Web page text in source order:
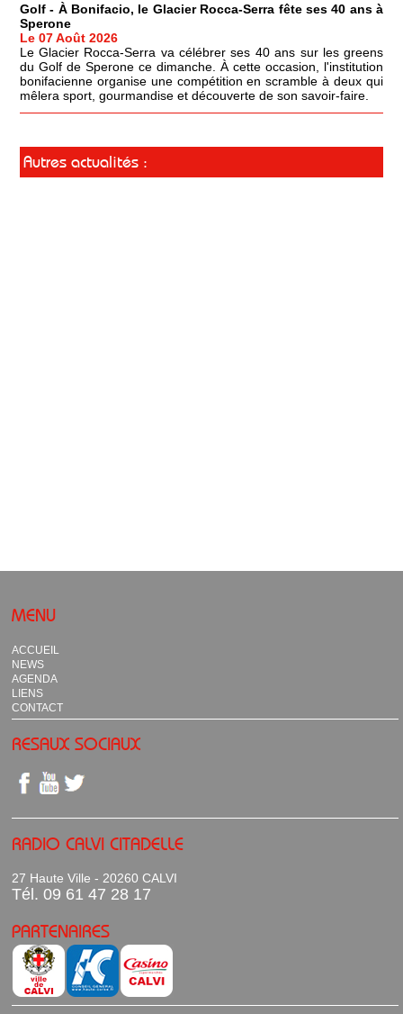
Golf - À Bonifacio, le Glacier Rocca-Serra fête ses 40 ans à
Sperone
Le 07 Août 2026
Le Glacier Rocca-Serra va célébrer ses 40 ans sur les greens
du Golf de Sperone ce dimanche. À cette occasion, l'institution
bonifacienne organise une compétition en scramble à deux qui
mêlera sport, gourmandise et découverte de son savoir-faire.
Autres actualités :
MENU
ACCUEIL
NEWS
AGENDA
LIENS
CONTACT
RESAUX SOCIAUX
RADIO CALVI CITADELLE
27 Haute Ville - 20260 CALVI
Tél. 09 61 47 28 17
PARTENAIRES